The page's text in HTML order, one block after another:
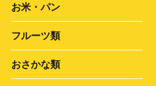
お米・パン
フルーツ類
おさかな類